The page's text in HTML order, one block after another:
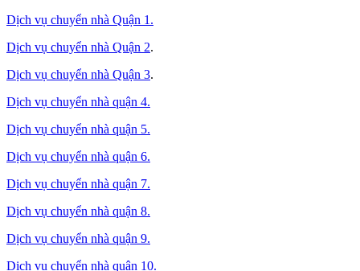
Dịch vụ chuyển nhà Quận 1.
Dịch vụ chuyển nhà Quận 2.
Dịch vụ chuyển nhà Quận 3.
Dịch vụ chuyển nhà quận 4.
Dịch vụ chuyển nhà quận 5.
Dịch vụ chuyển nhà quận 6.
Dịch vụ chuyển nhà quận 7.
Dịch vụ chuyển nhà quận 8.
Dịch vụ chuyển nhà quận 9.
Dịch vụ chuyển nhà quận 10.